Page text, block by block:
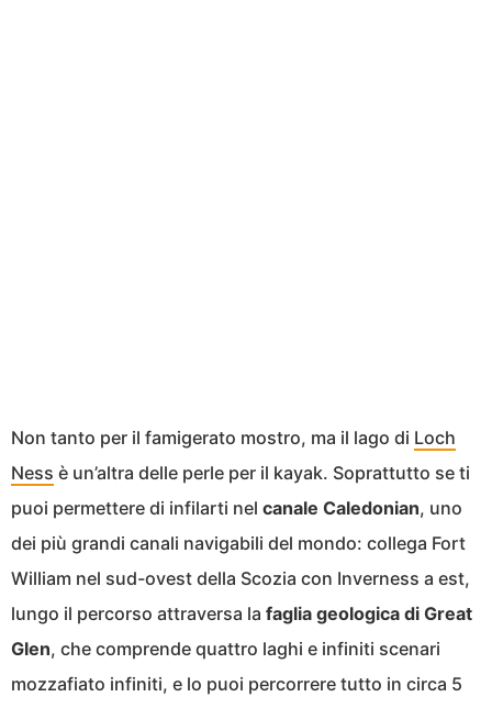
Non tanto per il famigerato mostro, ma il lago di Loch
Ness è un’altra delle perle per il kayak. Soprattutto se ti
puoi permettere di infilarti nel canale Caledonian, uno
dei più grandi canali navigabili del mondo: collega Fort
William nel sud-ovest della Scozia con Inverness a est,
lungo il percorso attraversa la faglia geologica di Great
Glen, che comprende quattro laghi e infiniti scenari
mozzafiato infiniti, e lo puoi percorrere tutto in circa 5